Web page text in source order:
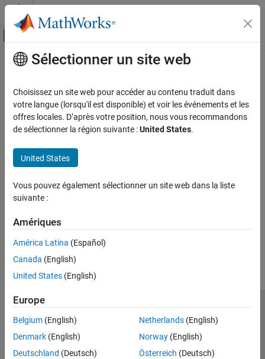
Passer au contenu
Activer/désactiver l'affichage du menu
Accueil de la documentation
Contenu principal
How useful was this information?
Sélectionner un site web
Choisissez un site web pour accéder au contenu traduit dans
votre langue (lorsqu'il est disponible) et voir les événements et les
offres locales. D’après votre position, nous vous recommandons
de sélectionner la région suivante :United States.
United States
Vous pouvez également sélectionner un site web dans la liste
suivante :
Amériques
América Latina (Español)
Canada (English)
United States (English)
Europe
Belgium (English)
Denmark (English)
Deutschland (Deutsch)
Netherlands(English)
Norway(English)
Österreich (Deutsch)
Lutte anti-piratage
Contacts locaux
© 1994-2026 The MathWorks, Inc.